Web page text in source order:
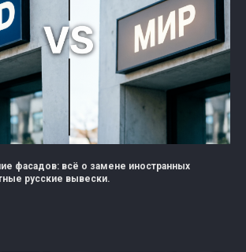
фасадов: всё о замене иностранных
русские вывески.